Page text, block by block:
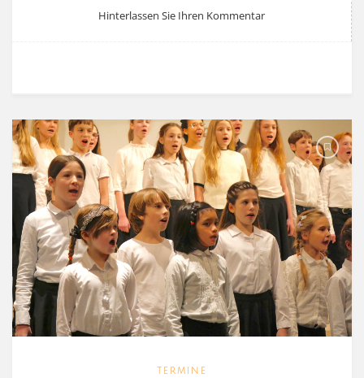
Hinterlassen Sie Ihren Kommentar
TERMINE